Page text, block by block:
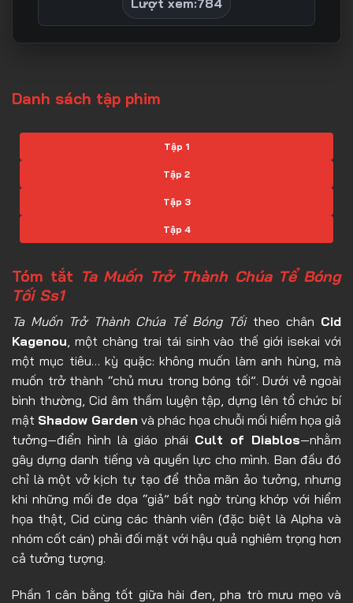
Danh sách tập phim
Tập 1
Tập 2
Tập 3
Tập 4
Tập 6
Tập 7
Tập 8
Tập 9
Tập 10
Tập 11
Tập 12
Tập 13
Tập 14
Tập 15
Tập 17
Tóm tắt Ta Muốn Trở Thành Chúa Tể Bóng
Tối Ss1
Ta Muốn Trở Thành Chúa Tể Bóng Tốitheo chân Cid
Kagenou, một chàng trai tái sinh vào thế giới isekai với
một mục tiêu… kỳ quặc: không muốn làm anh hùng, mà
muốn trở thành “chủ mưu trong bóng tối”. Dưới vẻ ngoài
bình thường, Cid âm thầm luyện tập, dựng lên tổ chức bí
mật Shadow Garden và phác họa chuỗi mối hiểm họa giả
tưởng—điển hình là giáo phái Cult of Diablos—nhằm
gây dựng danh tiếng và quyền lực cho mình. Ban đầu đó
chỉ là một vở kịch tự tạo để thỏa mãn ảo tưởng, nhưng
khi những mối đe dọa “giả” bất ngờ trùng khớp với hiểm
họa thật, Cid cùng các thành viên (đặc biệt là Alpha và
nhóm cốt cán) phải đối mặt với hậu quả nghiêm trọng hơn
cả tưởng tượng.
Phần 1 cân bằng tốt giữa hài đen, pha trò mưu mẹo và